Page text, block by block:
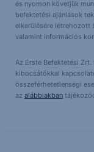
és nyomon követjük
befektetési ajánlások
elkerülésére létrehozott
valamint információs
Az Erste Befektetési
kibocsátókkal
összeférhetetlenségi
az alábbiakban